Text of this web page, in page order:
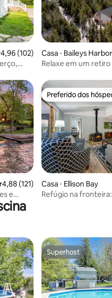
de uma avaliação média de 5,
4,96 (102)
Casa ⋅ Baileys Harbor
Relaxe em um retiro
de uma avaliação média de 5,
4,88 (121)
e
Preferido dos
Preferido dos
Casa ⋅ Ellison Bay
Refúgio na
Superhost
Superhost